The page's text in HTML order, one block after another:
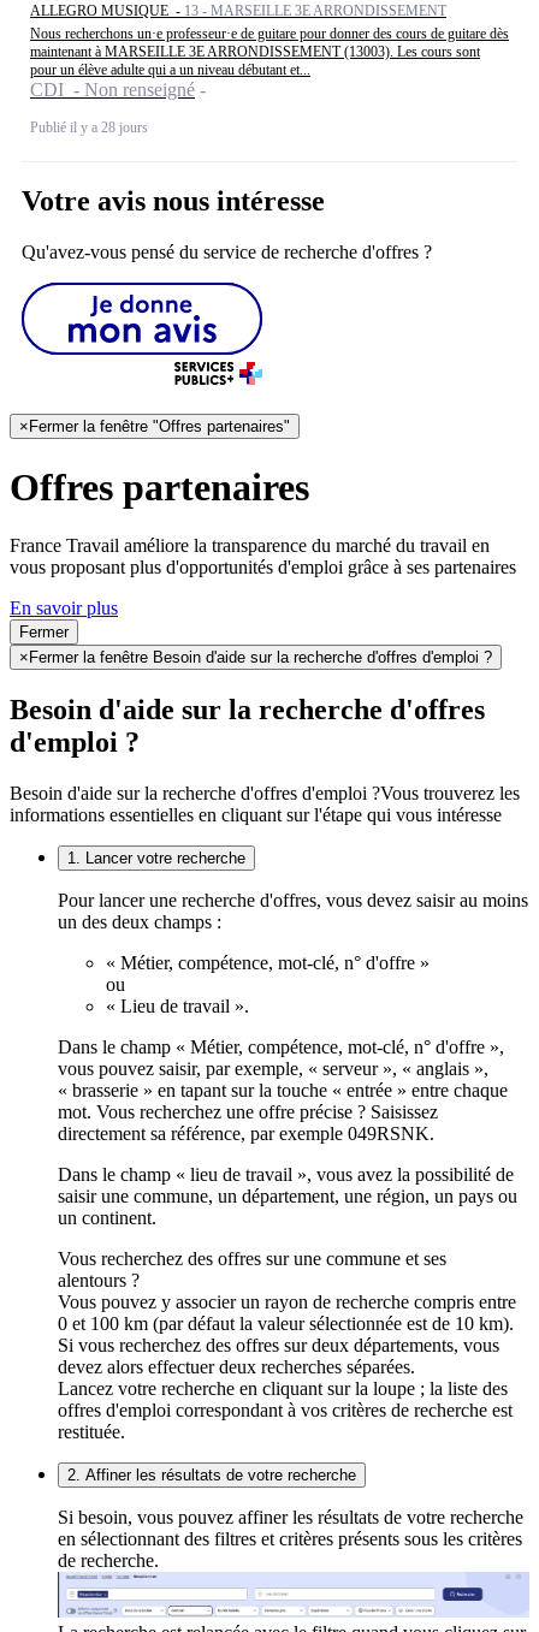
ALLEGRO MUSIQUE - 13 - MARSEILLE 3E ARRONDISSEMENT
Nous recherchons un·e professeur·e de guitare pour donner des cours de guitare dès
maintenant à MARSEILLE 3E ARRONDISSEMENT (13003). Les cours sont
pour un élève adulte qui a un niveau débutant et...
CDI - Non renseigné
Publié il y a 28 jours
Votre avis nous intéresse
Qu'avez-vous pensé du service de recherche d'offres ?
× Fermer la fenêtre "Offres partenaires"
Offres partenaires
France Travail améliore la transparence du marché du travail en
vous proposant plus d'opportunités d'emploi grâce à ses partenaires
En savoir plus
Fermer
× Fermer la fenêtre Besoin d'aide sur la recherche d'offres d'emploi ?
Besoin d'aide sur la recherche d'offres
d'emploi ?
Besoin d'aide sur la recherche d'offres d'emploi ?Vous trouverez les
informations essentielles en cliquant sur l'étape qui vous intéresse
1. Lancer votre recherche
Pour lancer une recherche d'offres, vous devez saisir au moins
un des deux champs :
« Métier, compétence, mot-clé, n° d'offre »
ou
« Lieu de travail ».
Dans le champ « Métier, compétence, mot-clé, n° d'offre »,
vous pouvez saisir, par exemple, « serveur », « anglais »,
« brasserie » en tapant sur la touche « entrée » entre chaque
mot. Vous recherchez une offre précise ? Saisissez
directement sa référence, par exemple 049RSNK.
Dans le champ « lieu de travail », vous avez la possibilité de
saisir une commune, un département, une région, un pays ou
un continent.
Vous recherchez des offres sur une commune et ses
alentours ?
Vous pouvez y associer un rayon de recherche compris entre
0 et 100 km (par défaut la valeur sélectionnée est de 10 km).
Si vous recherchez des offres sur deux départements, vous
devez alors effectuer deux recherches séparées.
Lancez votre recherche en cliquant sur la loupe ; la liste des
offres d'emploi correspondant à vos critères de recherche est
restituée.
2. Affiner les résultats de votre recherche
Si besoin, vous pouvez affiner les résultats de votre recherche
en sélectionnant des filtres et critères présents sous les critères
de recherche.